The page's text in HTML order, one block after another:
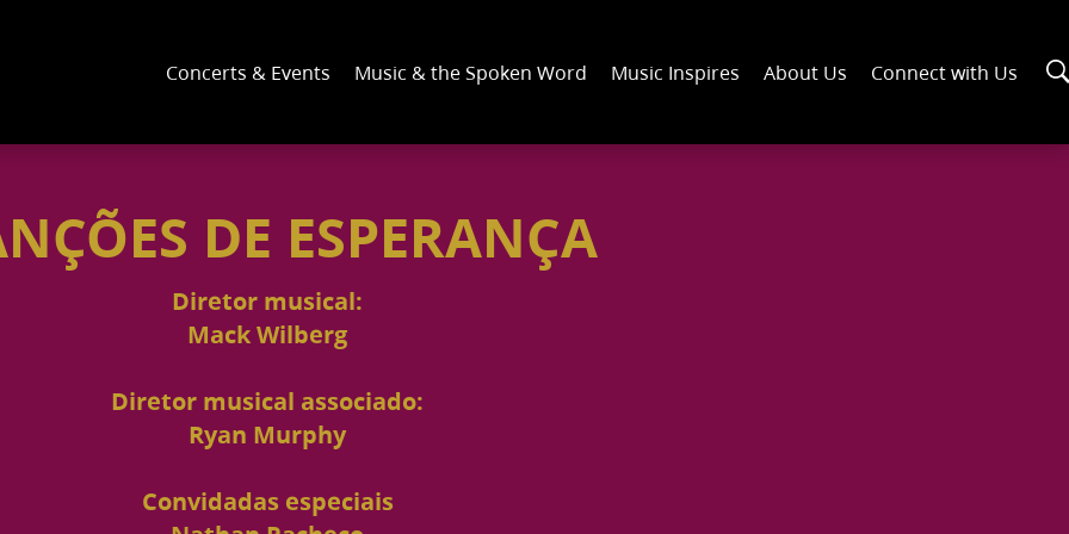
Concerts & Events Music & the Spoken Word Music Inspires About Us Connect with Us
DE ESPERANÇA
Diretor musical:
Mack Wilberg
Diretor musical associado:
Ryan Murphy
Convidadas especiais